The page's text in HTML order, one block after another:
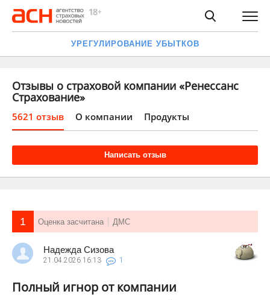
УРЕГУЛИРОВАНИЕ УБЫТКОВ
Отзывы о страховой компании «Ренессанс
Страхование»
5621 отзыв О компании Продукты
Написать отзыв
1 Оценка засчитана ДМС
Надежда Сизова
21.04.2026 16:13 1
Полный игнор от компании